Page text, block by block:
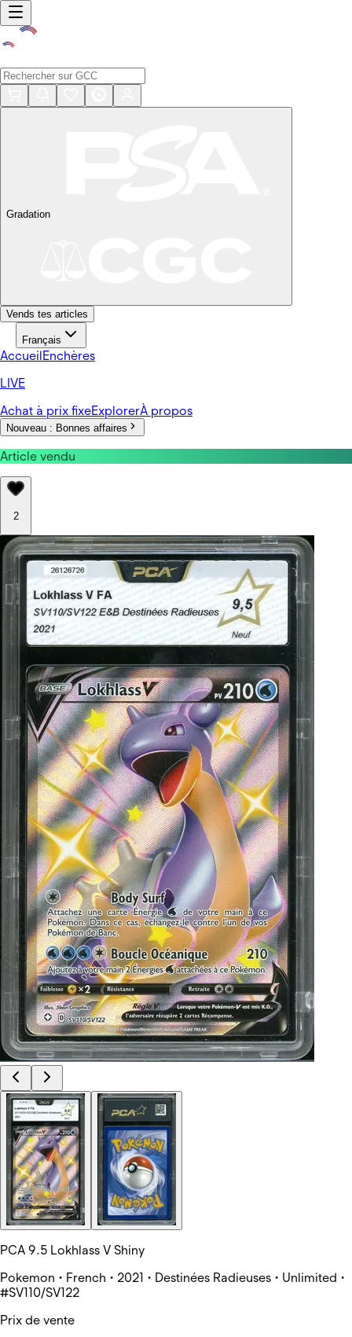
Gradation
Vends tes articles
Français
AccueilEnchères
LIVE
Achat à prix fixeExplorerÀ propos
Nouveau : Bonnes affaires
Article vendu
2
PCA 9.5 Lokhlass V Shiny
Pokemon • French • 2021 • Destinées Radieuses • Unlimited •
#SV110/SV122
Prix de vente